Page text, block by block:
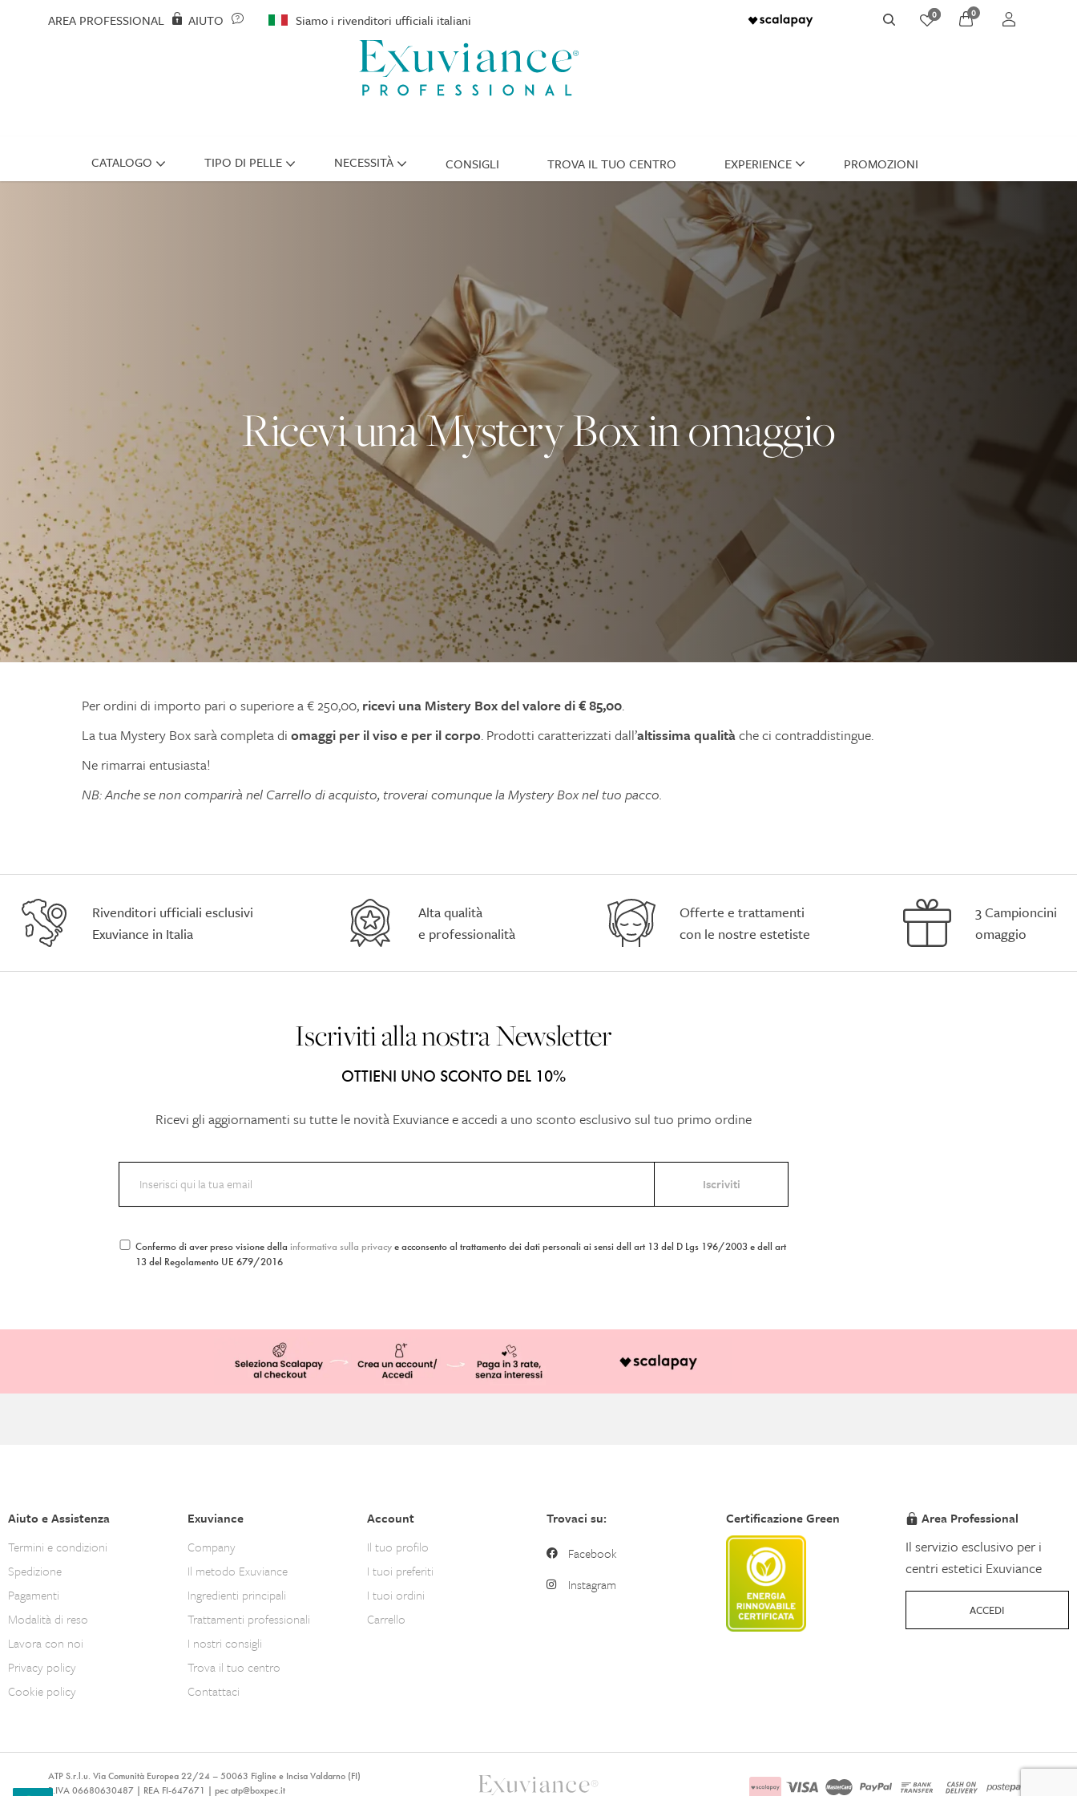
AREA PROFESSIONAL AIUTO Siamo i rivenditori ufficiali italiani Cerca
0 0 account
CATALOGO TIPO DI PELLE NECESSITÀ CONSIGLI TROVA IL TUO CENTRO EXPERIENCE PROMOZIONI
Ricevi una Mystery Box in omaggio
Per ordini di importo pari o superiore a € 250,00, ricevi una Mistery Box del valore di € 85,00.
La tua Mystery Box sarà completa di omaggi per il viso e per il corpo. Prodotti caratterizzati dall’altissima qualitàche ci contraddistingue.
Ne rimarrai entusiasta!
NB: Anche se non comparirà nel Carrello di acquisto, troverai comunque la Mystery Box nel tuo pacco.
Rivenditori ufficiali esclusivi
Exuviance in Italia
Alta qualità
e professionalità
Offerte e trattamenti
con le nostre estetiste
3 Campioncini
omaggio
Iscriviti alla nostra Newsletter
OTTIENI UNO SCONTO DEL 10%
Ricevi gli aggiornamenti su tutte le novità Exuviance e accedi a uno sconto esclusivo sul tuo primo ordine
Confermo di aver preso visione della informativa sulla privacye acconsento al trattamento dei dati personali ai sensi dell art 13 del D Lgs 196/2003 e dell art
13 del Regolamento UE 679/2016
Aiuto e Assistenza
Termini e condizioni
Spedizione
Pagamenti
Modalità di reso
Lavora con noi
Privacy policy
Cookie policy
Exuviance
Company
Il metodo Exuviance
Ingredienti principali
Trattamenti professionali
I nostri consigli
Trova il tuo centro
Contattaci
Account
Il tuo profilo
I tuoi preferiti
I tuoi ordini
Carrello
Trovaci su:
Facebook
Instagram
Certificazione Green Area Professional
Il servizio esclusivo per i
centri estetici Exuviance
ACCEDI
ATP S.r.l.u. Via Comunità Europea 22/24 – 50063 Figline e Incisa Valdarno (FI)
P.IVA 06680630487 | REA FI-647671 | pecatp@boxpec.it